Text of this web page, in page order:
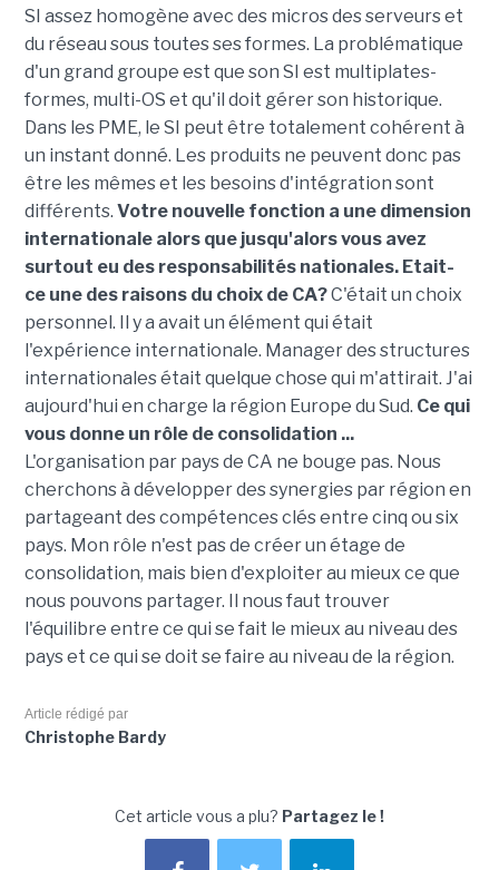
SI assez homogène avec des micros des serveurs et
du réseau sous toutes ses formes. La problématique
d'un grand groupe est que son SI est multiplates-
formes, multi-OS et qu'il doit gérer son historique.
Dans les PME, le SI peut être totalement cohérent à
un instant donné. Les produits ne peuvent donc pas
être les mêmes et les besoins d'intégration sont
différents. Votre nouvelle fonction a une dimension
internationale alors que jusqu'alors vous avez
surtout eu des responsabilités nationales. Etait-
ce une des raisons du choix de CA?C'était un choix
personnel. Il y a avait un élément qui était
l'expérience internationale. Manager des structures
internationales était quelque chose qui m'attirait. J'ai
aujourd'hui en charge la région Europe du Sud. Ce qui
vous donne un rôle de consolidation ...
L'organisation par pays de CA ne bouge pas. Nous
cherchons à développer des synergies par région en
partageant des compétences clés entre cinq ou six
pays. Mon rôle n'est pas de créer un étage de
consolidation, mais bien d'exploiter au mieux ce que
nous pouvons partager. Il nous faut trouver
l'équilibre entre ce qui se fait le mieux au niveau des
pays et ce qui se doit se faire au niveau de la région.
Article rédigé par
Christophe Bardy
Cet article vous a plu? Partagez le !